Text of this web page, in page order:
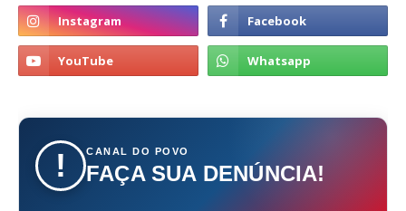
! CANAL DO POVO
FAÇA SUA DENÚNCIA!